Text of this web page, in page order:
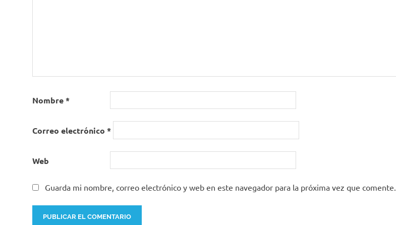
Nombre*
Correo electrónico *
Web
Guarda mi nombre, correo electrónico y web en este navegador para la próxima vez que comente.